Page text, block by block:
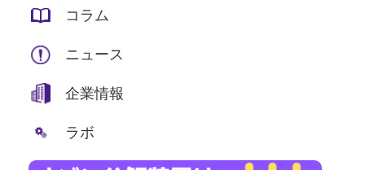
コラム
ニュース
企業情報
ラボ